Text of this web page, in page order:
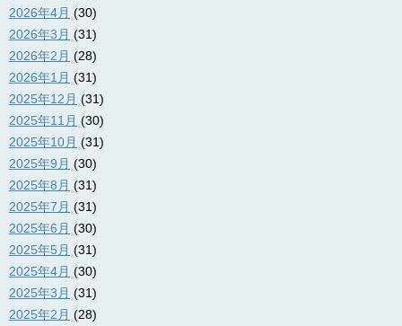
2026年4月 (30)
2026年3月 (31)
2026年2月 (28)
2026年1月 (31)
2025年12月 (31)
2025年11月 (30)
2025年10月 (31)
2025年9月 (30)
2025年8月 (31)
2025年7月 (31)
2025年6月 (30)
2025年5月 (31)
2025年4月 (30)
2025年3月 (31)
2025年2月 (28)